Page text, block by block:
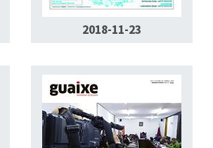
2018-11-23